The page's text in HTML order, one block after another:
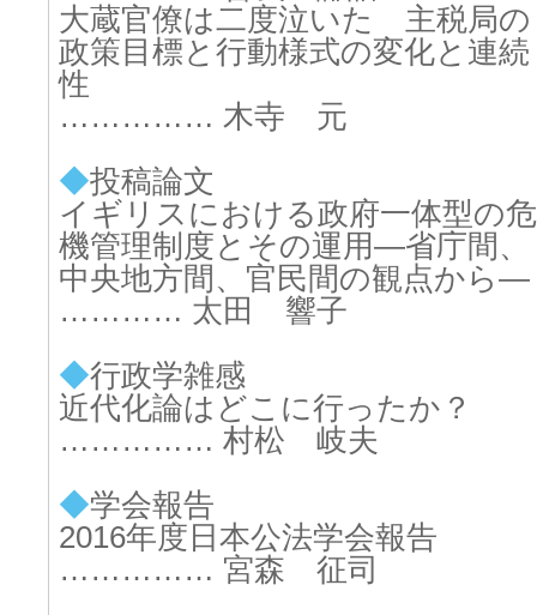
大蔵官僚は二度泣いた 主税局の
政策目標と行動様式の変化と連続
性
…………… 木寺 元
◆投稿論文
イギリスにおける政府一体型の危
機管理制度とその運用―省庁間、
中央地方間、官民間の観点から―
………… 太田 響子
◆行政学雑感
近代化論はどこに行ったか？
…………… 村松 岐夫
◆学会報告
2016年度日本公法学会報告
…………… 宮森 征司